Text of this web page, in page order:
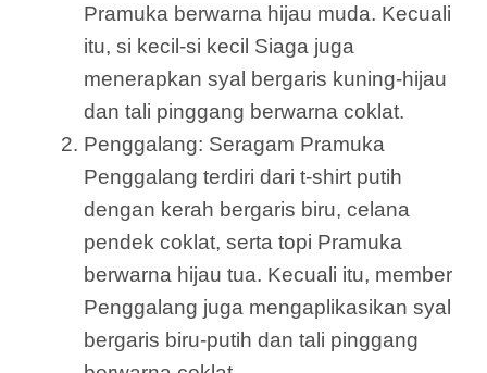
Pramuka berwarna hijau muda. Kecuali
itu, si kecil-si kecil Siaga juga
menerapkan syal bergaris kuning-hijau
dan tali pinggang berwarna coklat.
Penggalang: Seragam Pramuka
Penggalang terdiri dari t-shirt putih
dengan kerah bergaris biru, celana
pendek coklat, serta topi Pramuka
berwarna hijau tua. Kecuali itu, member
Penggalang juga mengaplikasikan syal
bergaris biru-putih dan tali pinggang